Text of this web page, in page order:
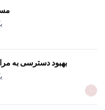
بهبود دسترسی به